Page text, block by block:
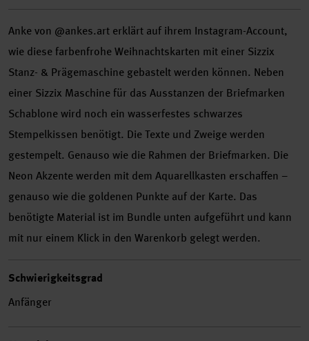
Anke von @ankes.art erklärt auf ihrem Instagram-Account,
wie diese farbenfrohe Weihnachtskarten mit einer Sizzix
Stanz- & Prägemaschine gebastelt werden können. Neben
einer Sizzix Maschine für das Ausstanzen der Briefmarken
Schablone wird noch ein wasserfestes schwarzes
Stempelkissen benötigt. Die Texte und Zweige werden
gestempelt. Genauso wie die Rahmen der Briefmarken. Die
Neon Akzente werden mit dem Aquarellkasten erschaffen –
genauso wie die goldenen Punkte auf der Karte. Das
benötigte Material ist im Bundle unten aufgeführt und kann
mit nur einem Klick in den Warenkorb gelegt werden.
Schwierigkeitsgrad
Anfänger